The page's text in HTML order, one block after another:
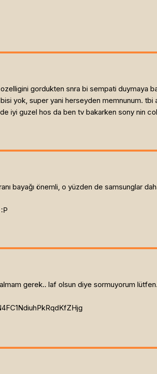
gordukten snra bi sempati duymaya
yok, super yani herseyden memnunum. tbi
iyi guzel hos da ben tv bakarken sony nin
bayağı önemli, o yüzden de samsunglar
gerek.. laf olsun diye sormuyorum